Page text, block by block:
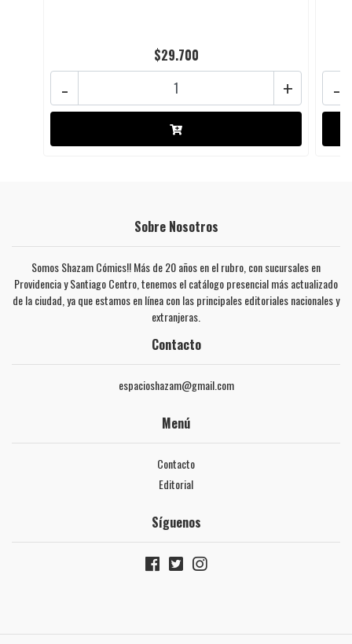
$29.700
+
- -
Sobre Nosotros
Somos Shazam Cómics!! Más de 20 años en el rubro, con sucursales en
Providencia y Santiago Centro, tenemos el catálogo presencial más actualizado
de la ciudad, ya que estamos en línea con las principales editoriales nacionales y
extranjeras.
Contacto
espacioshazam@gmail.com
Menú
Contacto
Editorial
Síguenos